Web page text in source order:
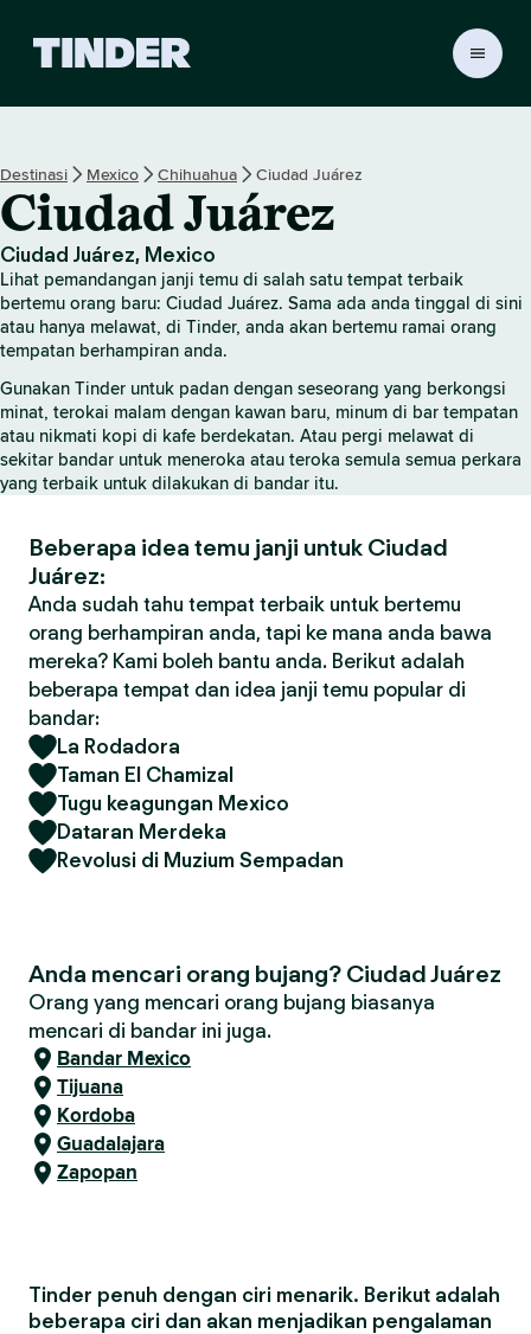
a
n
U
t
a
m
a
T
n
d
e
r
Destinasi Mexico Chihuahua Ciudad Juárez
Ciudad Juárez
Ciudad Juárez, Mexico
Lihat pemandangan janji temu di salah satu tempat terbaik
bertemu orang baru: Ciudad Juárez. Sama ada anda tinggal di sini
atau hanya melawat, di Tinder, anda akan bertemu ramai orang
tempatan berhampiran anda.
Gunakan Tinder untuk padan dengan seseorang yang berkongsi
minat, terokai malam dengan kawan baru, minum di bar tempatan
atau nikmati kopi di kafe berdekatan. Atau pergi melawat di
sekitar bandar untuk meneroka atau teroka semula semua perkara
yang terbaik untuk dilakukan di bandar itu.
Beberapa idea temu janji untuk Ciudad
Juárez:
Anda sudah tahu tempat terbaik untuk bertemu
orang berhampiran anda, tapi ke mana anda bawa
mereka? Kami boleh bantu anda. Berikut adalah
beberapa tempat dan idea janji temu popular di
bandar:
La Rodadora
Taman El Chamizal
Tugu keagungan Mexico
Dataran Merdeka
Revolusi di Muzium Sempadan
Anda mencari orang bujang? Ciudad Juárez
Orang yang mencari orang bujang biasanya
mencari di bandar ini juga.
Bandar Mexico
Tijuana
Kordoba
Guadalajara
Zapopan
Tinder penuh dengan ciri menarik. Berikut adalah
beberapa ciri dan akan menjadikan pengalaman